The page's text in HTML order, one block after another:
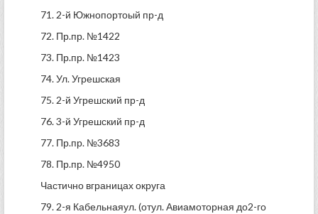
71. 2-й Южнопортоый пр-д
72. Пр.пр. №1422
73. Пр.пр. №1423
74. Ул. Угрешская
75. 2-й Угрешский пр-д
76. 3-й Угрешский пр-д
77. Пр.пр. №3683
78. Пр.пр. №4950
Частично вграницах округа
79. 2-я Кабельнаяул. (отул. Авиамоторная до2-го